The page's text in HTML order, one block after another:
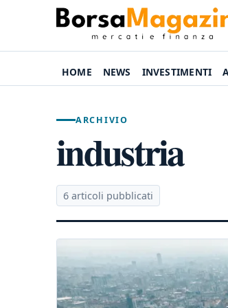
HOME NEWS INVESTIMENTI
ARCHIVIO
industria
6 articoli pubblicati